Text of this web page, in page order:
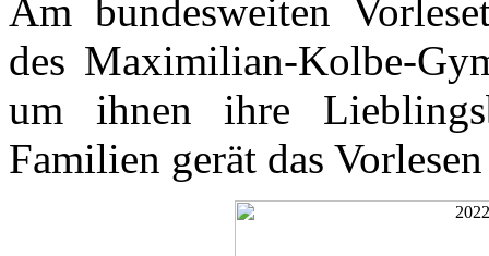
Am bundesweiten
des Maximilian-Kolbe-
um ihnen ihre
Familien gerät das